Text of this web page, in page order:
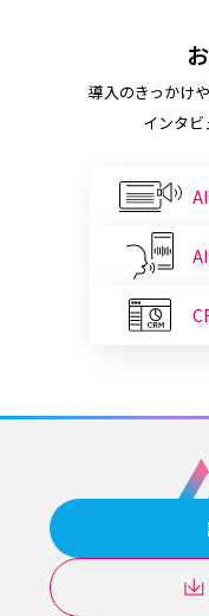
導入のきっかけ
インタビ